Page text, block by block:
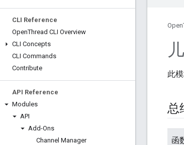
CLI Reference
OpenThread CLI Overview
CLI Concepts
CLI Commands
Contribute
API Reference
Modules
API
Add-Ons
Channel Manager
此
总
函